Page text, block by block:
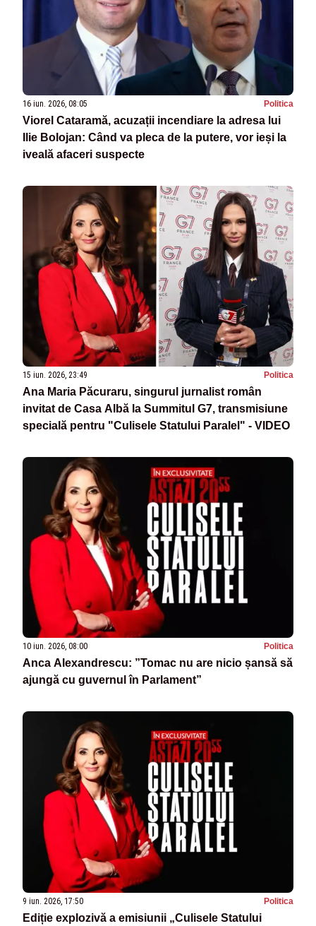
16 iun. 2026, 08:05 Politica
Viorel Cataramă, acuzații incendiare la adresa lui
Ilie Bolojan: Când va pleca de la putere, vor ieși la
iveală afaceri suspecte
15 iun. 2026, 23:49 Politica
Ana Maria Păcuraru, singurul jurnalist român
invitat de Casa Albă la Summitul G7, transmisiune
specială pentru "Culisele Statului Paralel" - VIDEO
10 iun. 2026, 08:00 Politica
Anca Alexandrescu: ”Tomac nu are nicio șansă să
ajungă cu guvernul în Parlament”
9 iun. 2026, 17:50 Politica
Ediție explozivă a emisiunii „Culisele Statului